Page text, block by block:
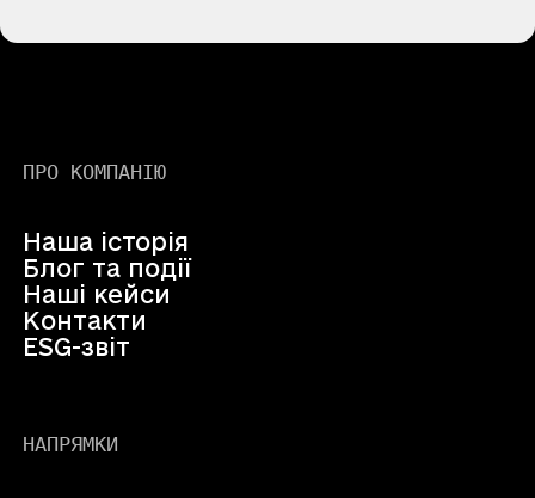
ПРО КОМПАНІЮ
Наша історія
Блог та події
Наші кейси
Контакти
ESG-звіт
НАПРЯМКИ